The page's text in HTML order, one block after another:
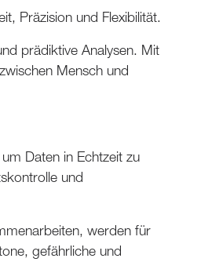
Präzision und Flexibilität.
prädiktive Analysen. Mit
Mensch und
Daten in Echtzeit zu
und
werden für
gefährliche und